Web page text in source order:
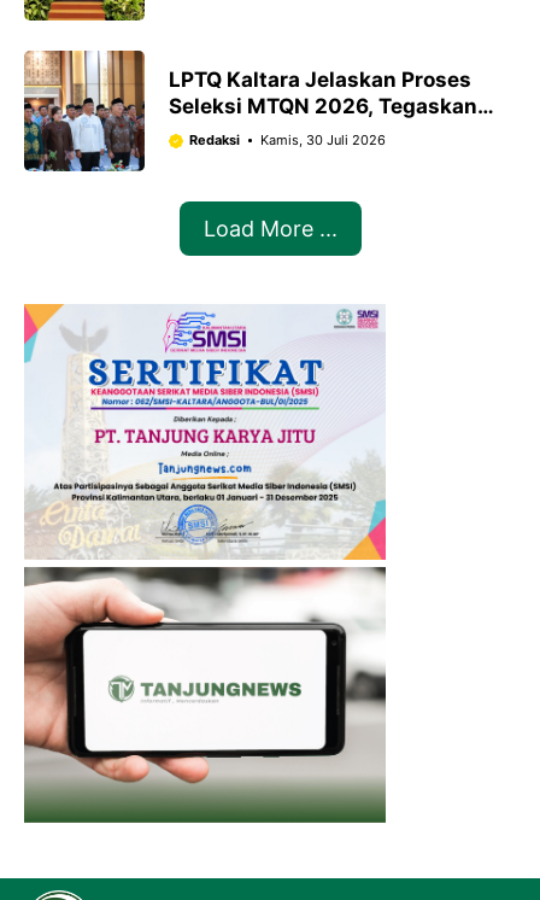
LPTQ Kaltara Jelaskan Proses
Seleksi MTQN 2026, Tegaskan
Penetapan Peserta Dilakukan
Redaksi Kamis, 30 Juli 2026
Load More ...